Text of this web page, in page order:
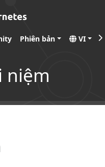
Phiên bản VI
niệm